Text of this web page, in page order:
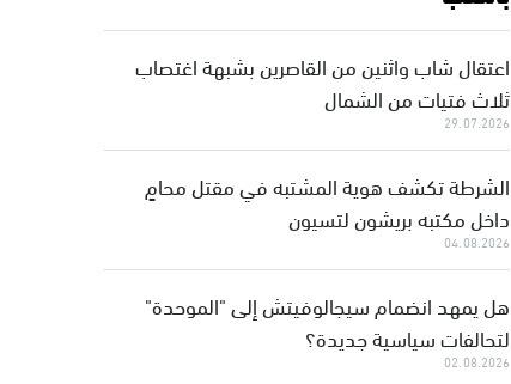
اعتقال شاب واثنين من القاصرين بشبهة اغتصاب
ثلاث فتيات من الشمال
29.07.2026
الشرطة تكشف هوية المشتبه في مقتل محامٍ
داخل مكتبه بريشون لتسيون
04.08.2026
هل يمهد انضمام سيجالوفيتش إلى "الموحدة"
لتحالفات سياسية جديدة؟
02.08.2026